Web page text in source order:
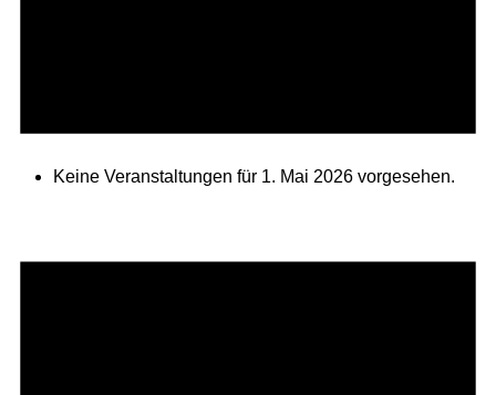
Keine Veranstaltungen für 1. Mai 2026 vorgesehen.